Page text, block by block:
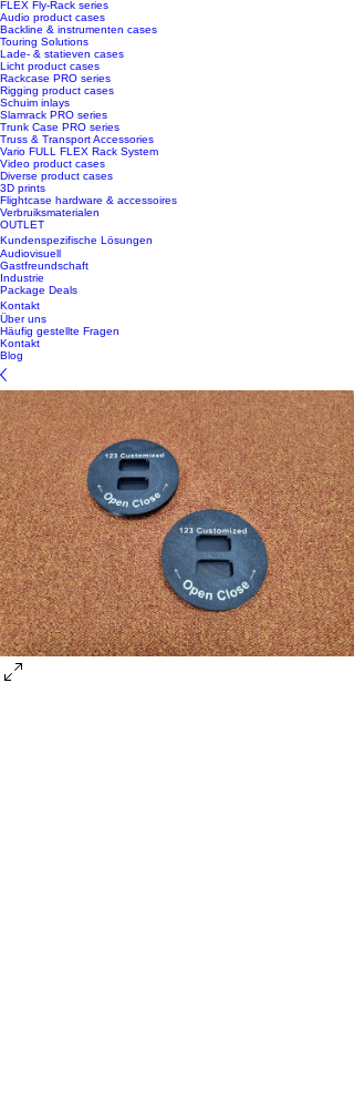
FLEX Fly-Rack series
Audio product cases
Backline & instrumenten cases
Touring Solutions
Lade- & statieven cases
Licht product cases
Rackcase PRO series
Rigging product cases
Schuim inlays
Slamrack PRO series
Trunk Case PRO series
Truss & Transport Accessories
Vario FULL FLEX Rack System
Video product cases
Diverse product cases
3D prints
Flightcase hardware & accessoires
Verbruiksmaterialen
OUTLET
Kundenspezifische Lösungen
Audiovisuell
Gastfreundschaft
Industrie
Package Deals
Kontakt
Über uns
Häufig gestellte Fragen
Kontakt
Blog